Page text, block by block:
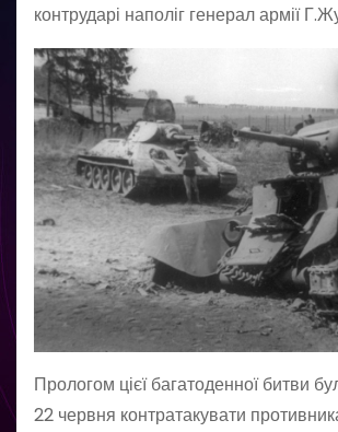
контрударі наполіг генерал армії
Прологом цієї багатоденної битви
22 червня контратакувати